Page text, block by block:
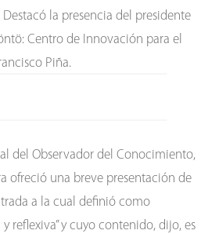
Destacó la presencia del presidente
Centro de Innovación para el
Piña.
del Observador del Conocimiento,
ofreció una breve presentación de
a la cual definió como
reflexiva” y cuyo contenido, dijo, es